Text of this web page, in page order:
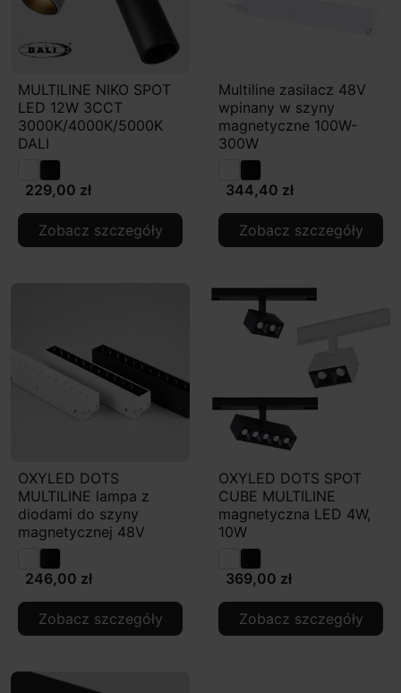
MULTILINE NIKO SPOT
LED 12W 3CCT
3000K/4000K/5000K
DALI
229,00 zł
Zobacz szczegóły
Multiline zasilacz 48V
wpinany w szyny
magnetyczne 100W-
300W
344,40 zł
Zobacz szczegóły
OXYLED DOTS
MULTILINE lampa z
diodami do szyny
magnetycznej 48V
246,00 zł
Zobacz szczegóły
OXYLED DOTS SPOT
CUBE MULTILINE
magnetyczna LED 4W,
10W
369,00 zł
Zobacz szczegóły